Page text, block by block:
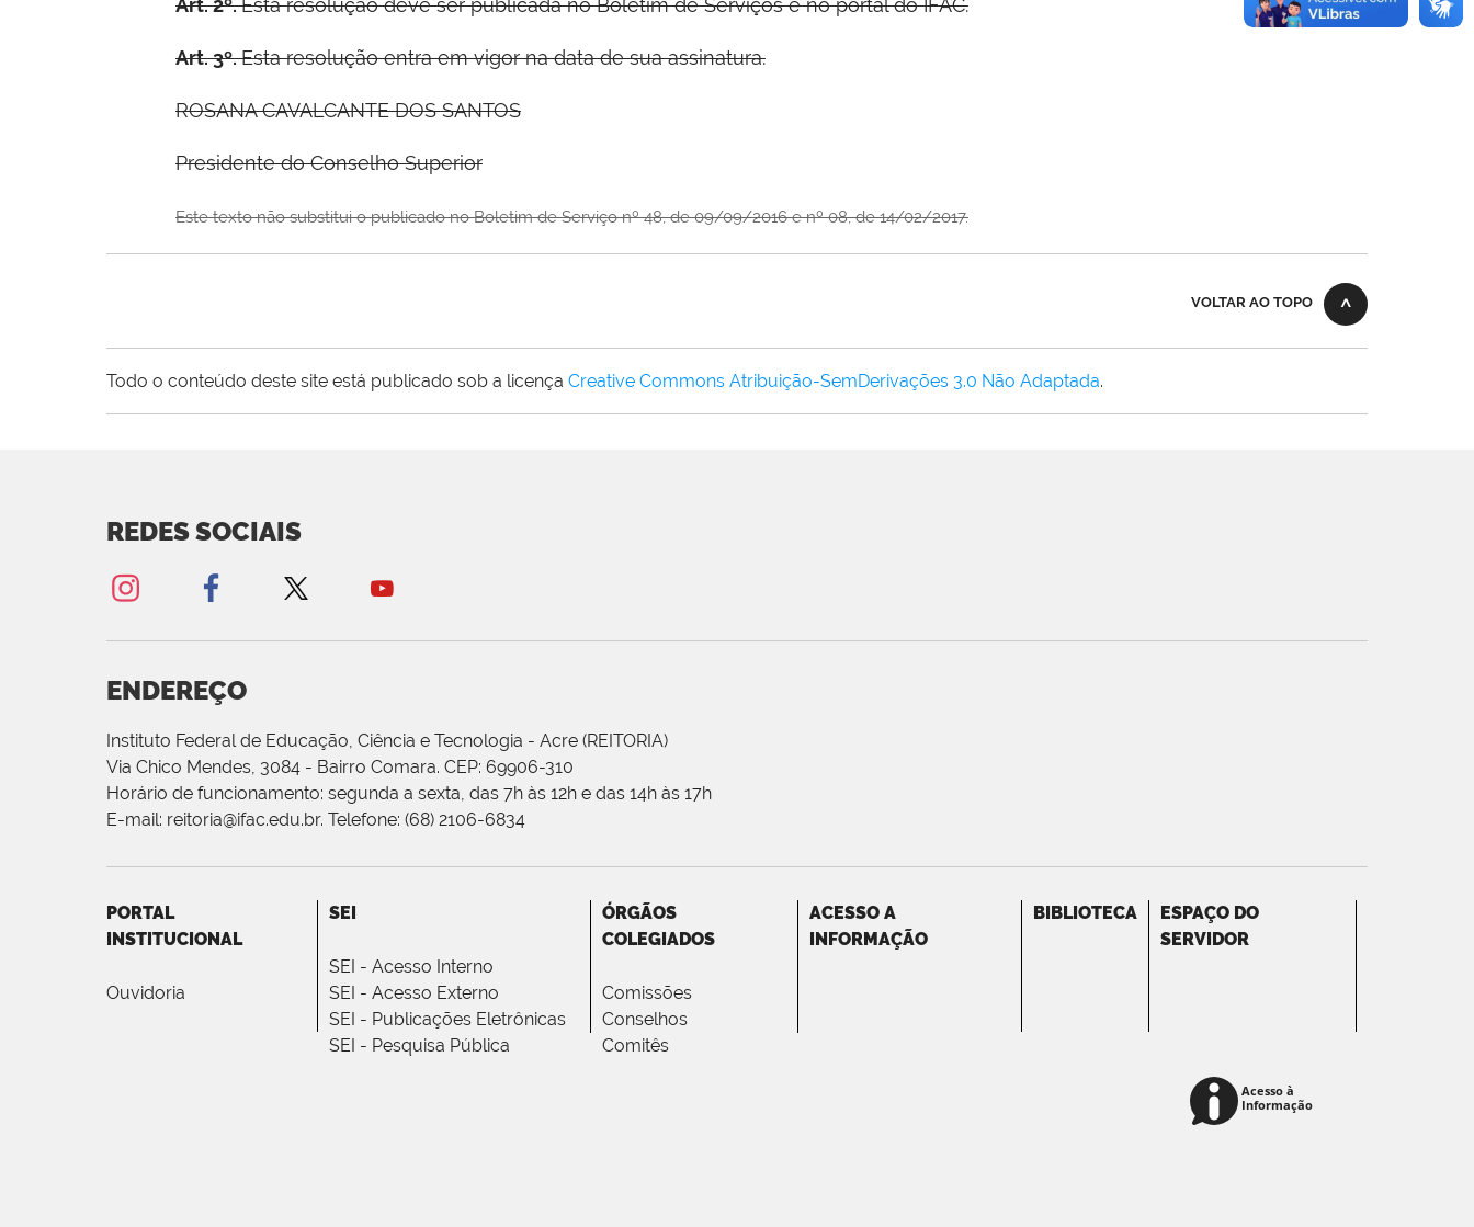
Art. 2º.Esta resolução deve ser publicada no Boletim de Serviços e no portal do IFAC.
Art. 3º.Esta resolução entra em vigor na data de sua assinatura.
ROSANA CAVALCANTE DOS SANTOS
Presidente do Conselho Superior
Este texto não substitui o publicado no Boletim de Serviço nº 48, de 09/09/2016 e nº 08, de 14/02/2017.
VOLTAR AO TOPO
Todo o conteúdo deste site está publicado sob a licença Creative Commons Atribuição-SemDerivações 3.0 Não Adaptada.
REDES SOCIAIS
ENDEREÇO
Instituto Federal de Educação, Ciência e Tecnologia - Acre (REITORIA)
Via Chico Mendes, 3084 - Bairro Comara. CEP: 69906-310
Horário de funcionamento: segunda a sexta, das 7h às 12h e das 14h às 17h
E-mail: reitoria@ifac.edu.br. Telefone: (68) 2106-6834
PORTAL
INSTITUCIONAL
Ouvidoria
SEI
SEI - Acesso Interno
SEI - Acesso Externo
SEI - Publicações Eletrônicas
SEI - Pesquisa Pública
ÓRGÃOS
COLEGIADOS
Comissões
Conselhos
Comitês
ACESSO A
INFORMAÇÃO
BIBLIOTECA
ESPAÇO DO
SERVIDOR